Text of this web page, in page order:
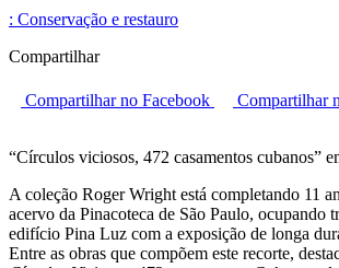
: Conservação e restauro
Compartilhar
Compartilhar no Facebook Compartilhar
“Círculos viciosos, 472 casamentos cubanos”
A coleção Roger Wright está completando 11
acervo da Pinacoteca de São Paulo, ocupando
edifício Pina Luz com a exposição de longa
Entre as obras que compõem este recorte,